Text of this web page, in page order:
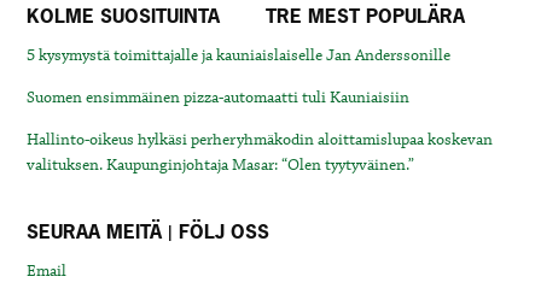
KOLME SUOSITUINTA TRE MEST POPULÄRA
5 kysymystä toimittajalle ja kauniaislaiselle Jan Anderssonille
Suomen ensimmäinen pizza-automaatti tuli Kauniaisiin
Hallinto-oikeus hylkäsi perheryhmäkodin aloittamislupaa koskevan
valituksen. Kaupunginjohtaja Masar: “Olen tyytyväinen.”
SEURAA MEITÄ | FÖLJ OSS
Email